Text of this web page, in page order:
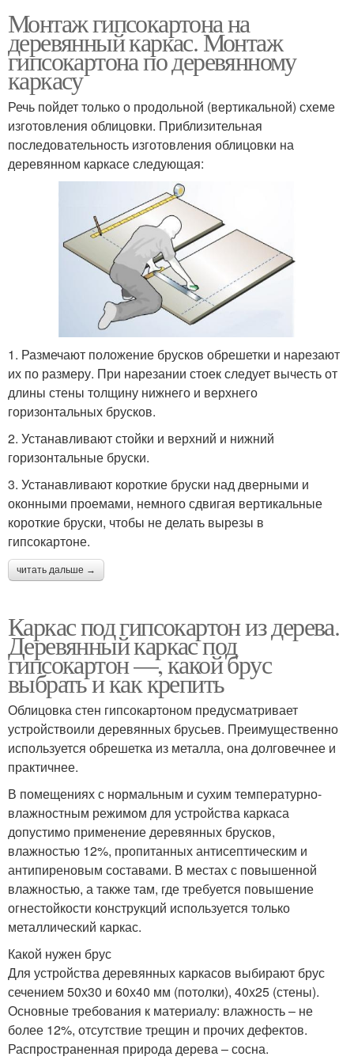
Монтаж гипсокартона на
деревянный каркас. Монтаж
гипсокартона по деревянному
каркасу
Речь пойдет только о продольной (вертикальной) схеме
изготовления облицовки. Приблизительная
последовательность изготовления облицовки на
деревянном каркасе следующая:
1. Размечают положение брусков обрешетки и нарезают
их по размеру. При нарезании стоек следует вычесть от
длины стены толщину нижнего и верхнего
горизонтальных брусков.
2. Устанавливают стойки и верхний и нижний
горизонтальные бруски.
3. Устанавливают короткие бруски над дверными и
оконными проемами, немного сдвигая вертикальные
короткие бруски, чтобы не делать вырезы в
гипсокартоне.
читать дальше →
Каркас под гипсокартон из дерева.
Деревянный каркас под
гипсокартон —, какой брус
выбрать и как крепить
Облицовка стен гипсокартоном предусматривает
устройствоили деревянных брусьев. Преимущественно
используется обрешетка из металла, она долговечнее и
практичнее.
В помещениях с нормальным и сухим температурно-
влажностным режимом для устройства каркаса
допустимо применение деревянных брусков,
влажностью 12%, пропитанных антисептическим и
антипиреновым составами. В местах с повышенной
влажностью, а также там, где требуется повышение
огнестойкости конструкций используется только
металлический каркас.
Какой нужен брус
Для устройства деревянных каркасов выбирают брус
сечением 50х30 и 60х40 мм (потолки), 40х25 (стены).
Основные требования к материалу: влажность – не
более 12%, отсутствие трещин и прочих дефектов.
Распространенная природа дерева – сосна.